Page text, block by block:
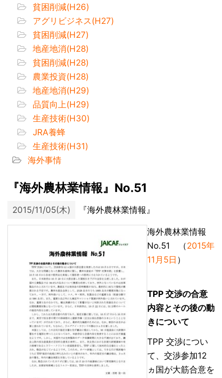
貧困削減(H26)
アグリビジネス(H27)
貧困削減(H27)
地産地消(H28)
貧困削減(H28)
農業投資(H28)
地産地消(H29)
品質向上(H29)
生産技術(H30)
JRA養蜂
生産技術(H31)
海外事情
『海外農林業情報』No.51
2015/11/05(木) 『海外農林業情報』
海外農林業情報
No.51 （2015年
11月5日 ）
TPP 交渉の合意
内容とその後の動
きについて
TPP 交渉につい
て、交渉参加12
ヵ国が大筋合意を